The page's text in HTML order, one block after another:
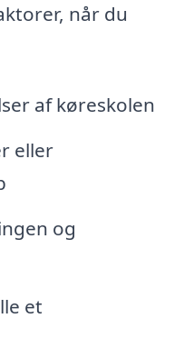
når du
af køreskolen
eller
og
et